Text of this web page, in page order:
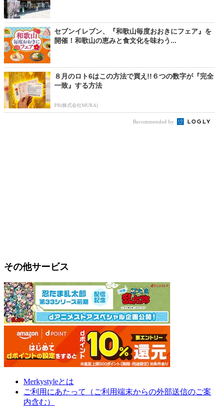
セブンイレブン、『和歌山毎度おおきにフェア』を
開催！和歌山の恵みと食文化を味わう...
８月のロト6はこの方法で買え!!６つの数字が『完全
一致』する方法
PR(株式会社MURA)
Recommended by
その他サービス
Merkystyleとは
ご利用にあたって（ご利用端末からの外部送信のご案
内含む）